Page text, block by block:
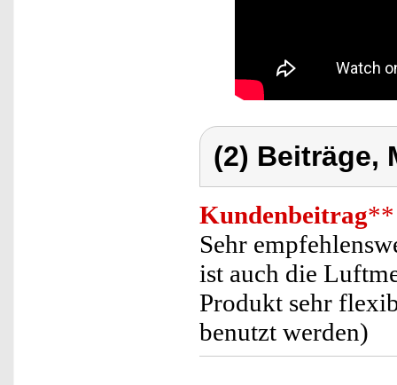
(2) Beiträge,
Kundenbeitrag**
Sehr
ist auch die
Produkt sehr
benutzt werden)